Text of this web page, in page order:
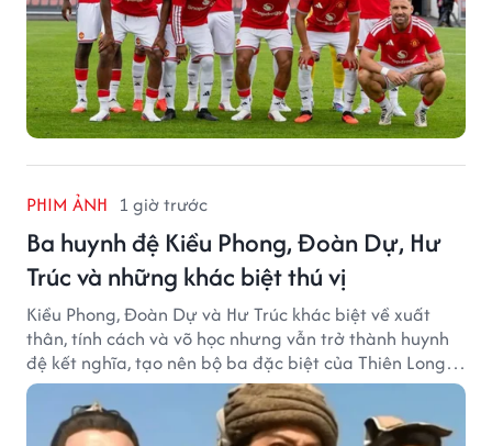
PHIM ẢNH 1 giờ trước
Ba huynh đệ Kiều Phong, Đoàn Dự, Hư
Trúc và những khác biệt thú vị
Kiều Phong, Đoàn Dự và Hư Trúc khác biệt về xuất
thân, tính cách và võ học nhưng vẫn trở thành huynh
đệ kết nghĩa, tạo nên bộ ba đặc biệt của Thiên Long
Bát Bộ.